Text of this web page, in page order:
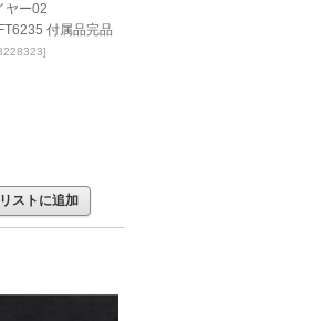
ヤー02
付属品完品
ストに追加